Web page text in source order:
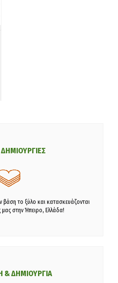
βάση το ξύλο και κατασκευάζονται
μας στην Ήπειρο, Ελλάδα!
& ΔΗΜΙΟΥΡΓΙΑ